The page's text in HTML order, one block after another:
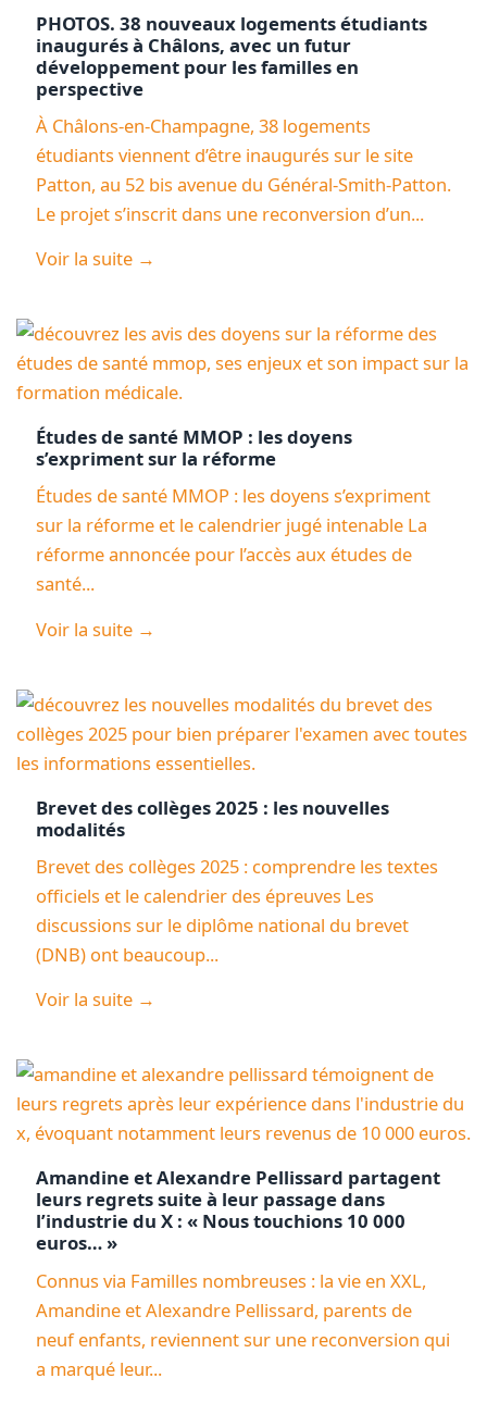
PHOTOS. 38 nouveaux logements étudiants
inaugurés à Châlons, avec un futur
développement pour les familles en
perspective
À Châlons-en-Champagne, 38 logements
étudiants viennent d’être inaugurés sur le site
Patton, au 52 bis avenue du Général-Smith-Patton.
Le projet s’inscrit dans une reconversion d’un...
Voir la suite →
Études de santé MMOP : les doyens
s’expriment sur la réforme
Études de santé MMOP : les doyens s’expriment
sur la réforme et le calendrier jugé intenable La
réforme annoncée pour l’accès aux études de
santé...
Voir la suite →
Brevet des collèges 2025 : les nouvelles
modalités
Brevet des collèges 2025 : comprendre les textes
officiels et le calendrier des épreuves Les
discussions sur le diplôme national du brevet
(DNB) ont beaucoup...
Voir la suite →
Amandine et Alexandre Pellissard partagent
leurs regrets suite à leur passage dans
l’industrie du X : « Nous touchions 10 000
euros… »
Connus via Familles nombreuses : la vie en XXL,
Amandine et Alexandre Pellissard, parents de
neuf enfants, reviennent sur une reconversion qui
a marqué leur...